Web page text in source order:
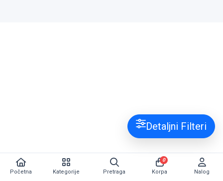
Detaljni Filteri
Početna Kategorije Pretraga Korpa
0
Nalog